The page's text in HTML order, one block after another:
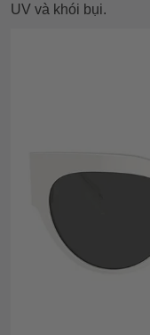
UV và khói bụi.